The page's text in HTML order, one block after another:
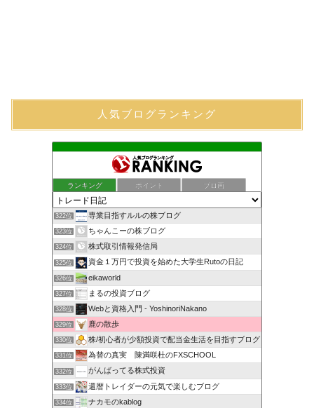
人気ブログランキング
ランキング ポイント ブロ画
322位 専業目指すルルの株ブログ
323位 ちゃんこーの株ブログ
324位 株式取引情報発信局
325位 資金１万円で投資を始めた大学生Rutoの日記
326位 eikaworld
327位 まるの投資ブログ
328位 Webと資格入門 - YoshinoriNakano
329位 鹿の散歩
330位 株/初心者が少額投資で配当金生活を目指すブログ
331位 為替の真実 陳満咲杜のFXSCHOOL
332位 がんばってる株式投資
333位 還暦トレイダーの元気で楽しむブログ
334位 ナカモのkablog